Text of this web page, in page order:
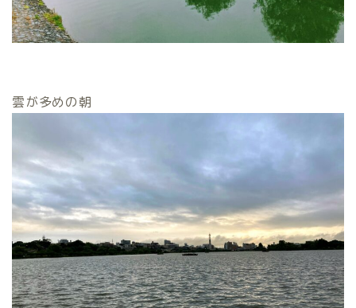
雲が多めの朝